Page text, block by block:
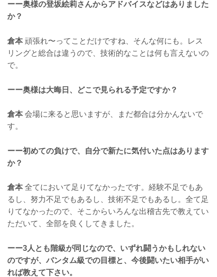
ーー奥様の登坂絵莉さんからアドバイスなどはありました
か？
倉本頑張れ〜ってことだけですね、そんな何にも。レス
リングと総合は違うので、技術的なことは何も言えないの
で。
ーー奥様は大晦日、どこで見られる予定ですか？
倉本会場に来ると思いますが、まだ都合は分かんないで
す。
ーー初めての負けで、自分で新たに気付いた点はあります
か？
倉本全てにおいて足りてなかったです。経験不足でもあ
るし、努力不足でもあるし、技術不足でもあるし。全て足
りてなかったので、そこからいろんな出稽古先で教えてい
ただいて、全部を良くしてきました。
ーー3人とも階級が同じなので、いずれ闘うかもしれない
のですが、バンタム級での目標と、今後闘いたい相手がい
れば教えて下さい。